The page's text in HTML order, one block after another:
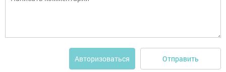
Авторизоваться Отправить